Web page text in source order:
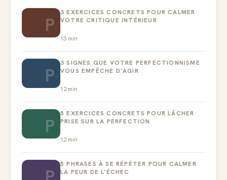
P
3 EXERCICES CONCRETS POUR CALMER
VOTRE CRITIQUE INTÉRIEUR
13 min
P
3 SIGNES QUE VOTRE PERFECTIONNISME
VOUS EMPÊCHE D’AGIR
12min
P
5 EXERCICES CONCRETS POUR LÂCHER
PRISE SUR LA PERFECTION
12min
5 PHRASES À SE RÉPÉTER POUR CALMER
LA PEUR DE L’ÉCHEC